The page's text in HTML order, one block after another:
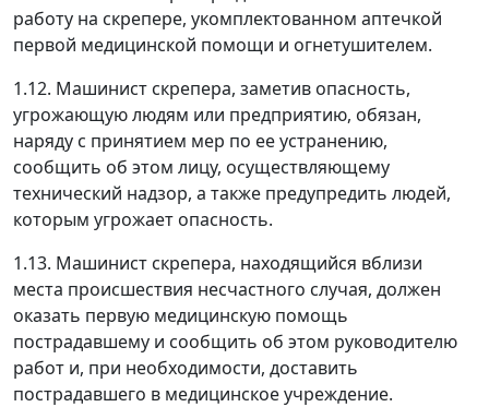
работу на скрепере, укомплектованном аптечкой
первой медицинской помощи и огнетушителем.
1.12. Машинист скрепера, заметив опасность,
угрожающую людям или предприятию, обязан,
наряду с принятием мер по ее устранению,
сообщить об этом лицу, осуществляющему
технический надзор, а также предупредить людей,
которым угрожает опасность.
1.13. Машинист скрепера, находящийся вблизи
места происшествия несчастного случая, должен
оказать первую медицинскую помощь
пострадавшему и сообщить об этом руководителю
работ и, при необходимости, доставить
пострадавшего в медицинское учреждение.